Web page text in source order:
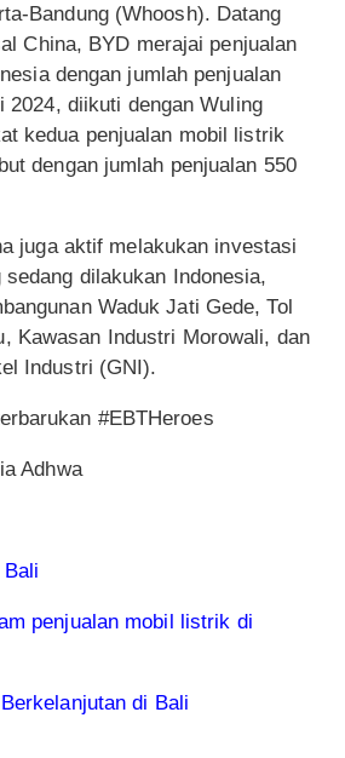
Bandung (Whoosh). Datang
China, BYD merajai penjualan
dengan jumlah penjualan
2024, diikuti dengan Wuling
kedua penjualan mobil listrik
dengan jumlah penjualan 550
juga aktif melakukan investasi
dilakukan Indonesia,
Waduk Jati Gede, Tol
Kawasan Industri Morowali, dan
Industri (GNI).
#EBTHeroes
Adhwa
penjualan mobil listrik di
di Bali